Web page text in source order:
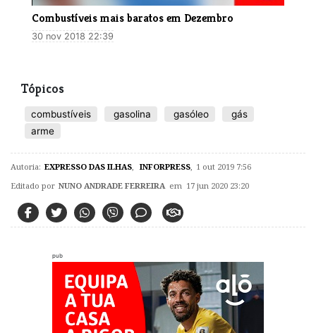
Combustíveis mais baratos em Dezembro
30 nov 2018 22:39
Tópicos
combustíveis gasolina gasóleo
gás
arme
Autoria: EXPRESSO DAS ILHAS INFORPRESS 1 out 2019 7:56
Editado por NUNO ANDRADE FERREIRA em 17 jun 2020 23:20
pub